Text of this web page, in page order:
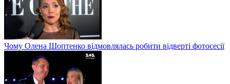
Чому Олена Шоптенко відмовлялась робити відверті фотосесії